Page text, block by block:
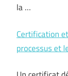
la …
Certification
processus et